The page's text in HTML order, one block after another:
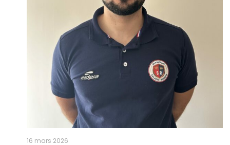
16 mars 2026